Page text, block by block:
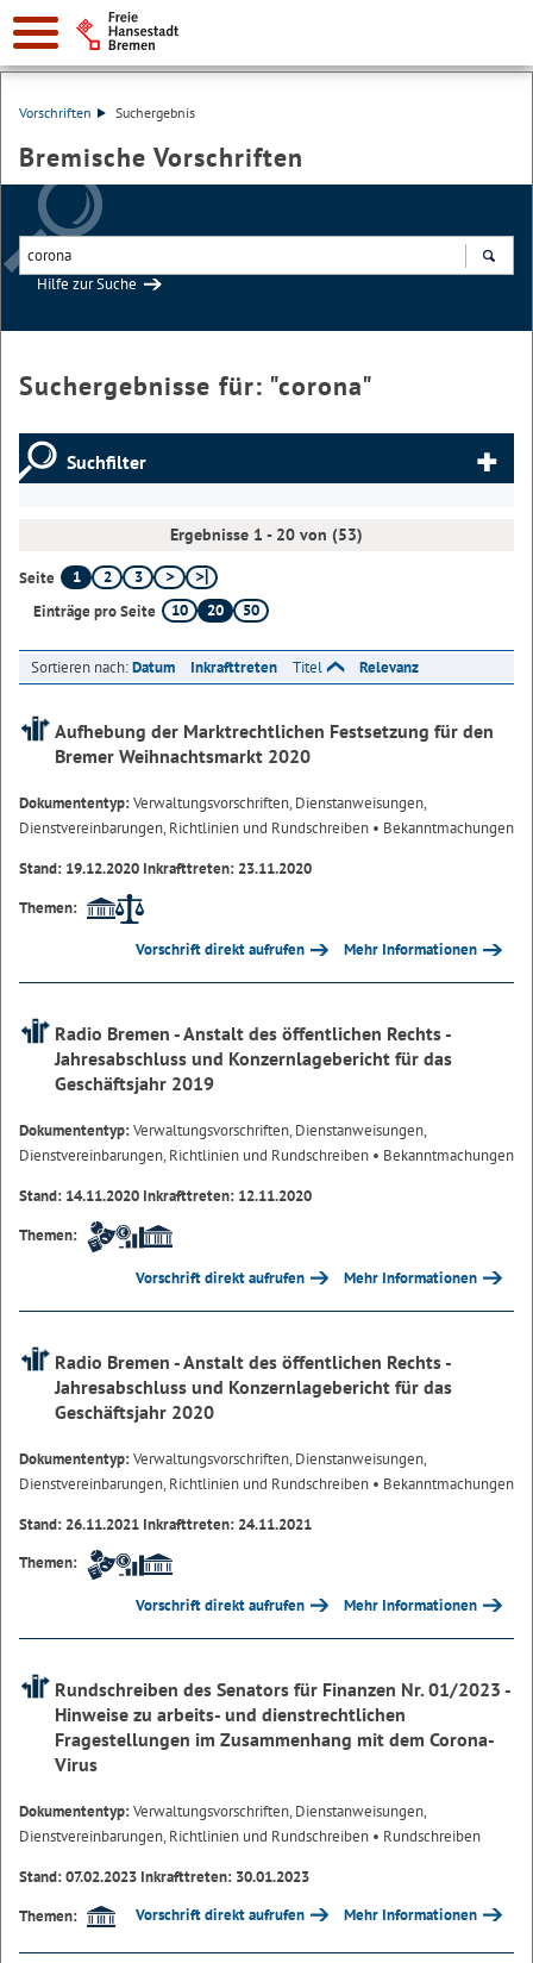
Vorschriften Suchergebnis
Bremische Vorschriften
Hilfe zur Suche
Suchergebnisse für: "corona"
Suchfilter
Ergebnisse 1 - 20 von (53)
Seite 1 2
3
Einträge pro Seite
10 20 50
Sortieren nach:Datum Inkrafttreten Titel Relevanz
Aufhebung der Marktrechtlichen Festsetzung für den
Bremer Weihnachtsmarkt 2020
Dokumententyp:Verwaltungsvorschriften, Dienstanweisungen,
Dienstvereinbarungen, Richtlinien und Rundschreiben • Bekanntmachungen
Stand: 19.12.2020 Inkrafttreten: 23.11.2020
Themen:
Vorschrift direkt aufrufen Mehr Informationen
Radio Bremen - Anstalt des öffentlichen Rechts -
Jahresabschluss und Konzernlagebericht für das
Geschäftsjahr 2019
Dokumententyp:Verwaltungsvorschriften, Dienstanweisungen,
Dienstvereinbarungen, Richtlinien und Rundschreiben • Bekanntmachungen
Stand: 14.11.2020 Inkrafttreten: 12.11.2020
Themen:
Vorschrift direkt aufrufen Mehr Informationen
Radio Bremen - Anstalt des öffentlichen Rechts -
Jahresabschluss und Konzernlagebericht für das
Geschäftsjahr 2020
Dokumententyp:Verwaltungsvorschriften, Dienstanweisungen,
Dienstvereinbarungen, Richtlinien und Rundschreiben • Bekanntmachungen
Stand: 26.11.2021 Inkrafttreten: 24.11.2021
Themen:
Vorschrift direkt aufrufen Mehr Informationen
Rundschreiben des Senators für Finanzen Nr. 01/2023 -
Hinweise zu arbeits- und dienstrechtlichen
Fragestellungen im Zusammenhang mit dem Corona-
Virus
Dokumententyp:Verwaltungsvorschriften, Dienstanweisungen,
Dienstvereinbarungen, Richtlinien und Rundschreiben • Rundschreiben
Stand: 07.02.2023 Inkrafttreten: 30.01.2023
Themen:
Vorschrift direkt aufrufen Mehr Informationen